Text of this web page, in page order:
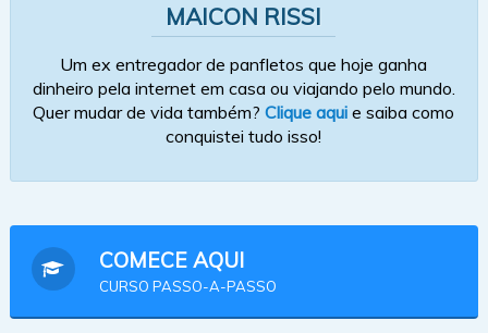
MAICON RISSI
Um ex entregador de panfletos que hoje ganha
dinheiro pela internet em casa ou viajando pelo mundo.
Quer mudar de vida também?Clique aqui e saiba como
conquistei tudo isso!
COMECE AQUI
CURSO PASSO-A-PASSO